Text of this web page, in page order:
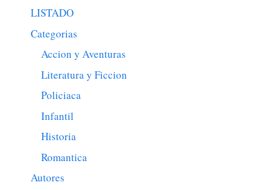
LISTADO
Categorias
Accion y Aventuras
Literatura y Ficcion
Policiaca
Infantil
Historia
Romantica
Autores